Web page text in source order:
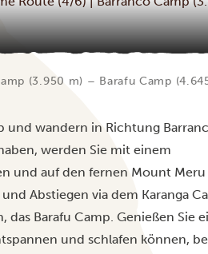
(3.950 m) – Barafu Camp
und wandern in Richtung
werden Sie mit einem
und auf den fernen Mount Meru
Abstiegen via dem Karanga
Barafu Camp. Genießen Sie
und schlafen können,